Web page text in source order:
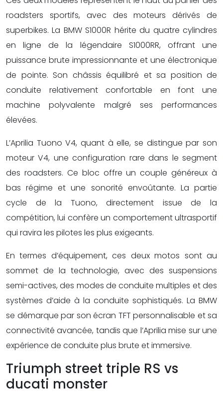
roadsters sportifs, avec des moteurs dérivés de
superbikes. La BMW S1000R hérite du quatre cylindres
en ligne de la légendaire S1000RR, offrant une
puissance brute impressionnante et une électronique
de pointe. Son châssis équilibré et sa position de
conduite relativement confortable en font une
machine polyvalente malgré ses performances
élevées.
L’Aprilia Tuono V4, quant à elle, se distingue par son
moteur V4, une configuration rare dans le segment
des roadsters. Ce bloc offre un couple généreux à
bas régime et une sonorité envoûtante. La partie
cycle de la Tuono, directement issue de la
compétition, lui confère un comportement ultrasportif
qui ravira les pilotes les plus exigeants.
En termes d’équipement, ces deux motos sont au
sommet de la technologie, avec des suspensions
semi-actives, des modes de conduite multiples et des
systèmes d’aide à la conduite sophistiqués. La BMW
se démarque par son écran TFT personnalisable et sa
connectivité avancée, tandis que l’Aprilia mise sur une
expérience de conduite plus brute et immersive.
Triumph street triple RS vs
ducati monster